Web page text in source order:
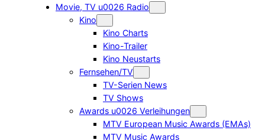
Movie, TV u0026 Radio
Kino
Kino Charts
Kino-Trailer
Kino Neustarts
Fernsehen/TV
TV-Serien News
TV Shows
Awards u0026 Verleihungen
MTV European Music Awards (EMAs)
MTV Music Awards